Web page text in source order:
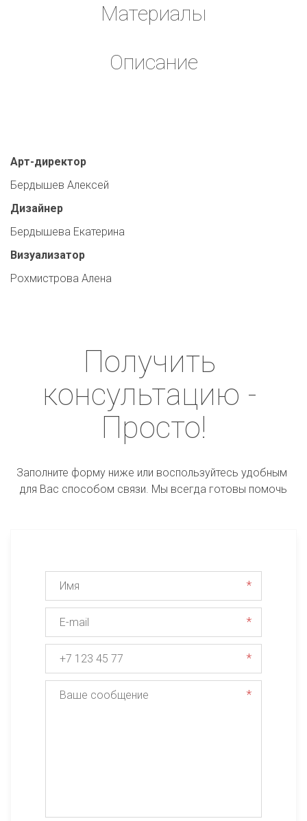
Материалы
Описание
Арт-директор
Бердышев Алексей
Дизайнер
Бердышева Екатерина
Визуализатор
Рохмистрова Алена
Получить
консультацию -
Просто!
Заполните форму ниже или воспользуйтесь удобным
для Вас способом связи. Мы всегда готовы помочь
*
*
*
*